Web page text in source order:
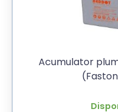
Acumulator